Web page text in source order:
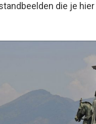
die je